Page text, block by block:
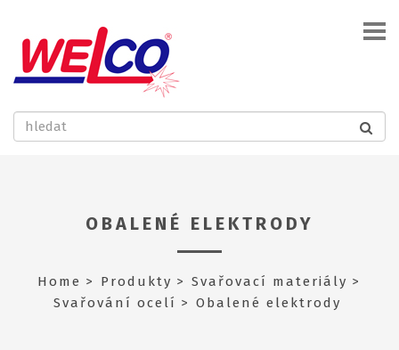
OBALENÉ ELEKTRODY
Home Produkty
Svařovací materiály
Svařování ocelí
Obalené elektrody